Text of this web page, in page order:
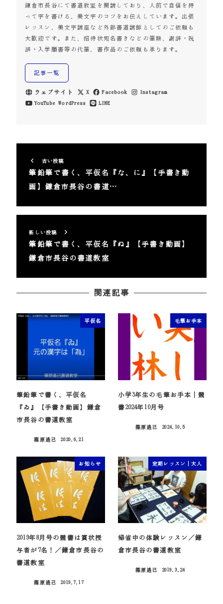
鎌倉市長谷にて書道教室を開講しており、人前で自信を持
って字を書ける、美文字のコツをお伝えしています。出張
レッスン、美文字講座など外部書道講師としてのご依頼も
大歓迎です。また、招待状宛名書きなどの筆耕、謝辞・祝
辞・入学願書等の代筆、書作品のご依頼も承ります。
記事一覧
ウェブサイト X Facebook
Instagram
YouTube WordPress LINE
古い投稿
筆鉛筆で書く、平仮名『な、に』【手書き動
画】鎌倉市長谷の書道…
新しい投稿
筆鉛筆で書く、平仮名『ぬ』【手書き動画】
鎌倉市長谷の書道教室
関連記事
平仮名
筆鉛筆で書く、平仮名
『ゐ』【手書き動画】鎌倉
市長谷の書道教室
篠原遙己
2020.6.21
毛筆お手本
小学3年生の毛筆お手本｜競
書2024年10月号
篠原遙己
2024.10.5
お知らせ
2019年8月号の競書は賞状授
与者が7名！／鎌倉市長谷の
書道教室
篠原遙己
2019.7.17
定期レッスン｜大人
帰省中の体験レッスン／鎌
倉市長谷の書道教室
篠原遙己
2019.3.24